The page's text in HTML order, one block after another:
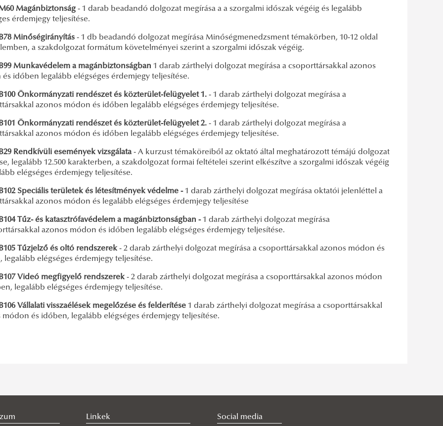
Magánbiztonság - 1 darab beadandó dolgozat megírása a a szorgalmi időszak végéig és legalább
érdemjegy teljesítése.
Minőségirányítás - 1 db beadandó dolgozat megírása Minőségmenedzsment témakörben, 10-12 oldal
a szakdolgozat formátum követelményei szerint a szorgalmi időszak végéig.
Munkavédelem a magánbiztonságban 1 darab zárthelyi dolgozat megírása a csoporttársakkal azonos
időben legalább elégséges érdemjegy teljesítése.
Önkormányzati rendészet és közterület-felügyelet 1. - 1 darab zárthelyi dolgozat megírása a
azonos módon és időben legalább elégséges érdemjegy teljesítése.
Önkormányzati rendészet és közterület-felügyelet 2. - 1 darab zárthelyi dolgozat megírása a
azonos módon és időben legalább elégséges érdemjegy teljesítése.
Rendkívüli események vizsgálata- A kurzust témaköreiből az oktató által meghatározott témájú dolgozat
legalább 12.500 karakterben, a szakdolgozat formai feltételei szerint elkészítve a szorgalmi időszak végéig
elégséges érdemjegy teljesítése.
Speciális területek és létesítmények védelme -1 darab zárthelyi dolgozat megírása oktatói jelenléttel a
azonos módon és legalább elégséges érdemjegy teljesítése
Tűz- és katasztrófavédelem a magánbiztonságban -1 darab zárthelyi dolgozat megírása
azonos módon és időben legalább elégséges érdemjegy teljesítése.
Tűzjelző és oltó rendszerek- 2 darab zárthelyi dolgozat megírása a csoporttársakkal azonos módon és
legalább elégséges érdemjegy teljesítése.
Videó megfigyelő rendszerek- 2 darab zárthelyi dolgozat megírása a csoporttársakkal azonos módon
legalább elégséges érdemjegy teljesítése.
Vállalati visszaélések megelőzése és felderítése 1 darab zárthelyi dolgozat megírása a csoporttársakkal
módon és időben, legalább elégséges érdemjegy teljesítése.
Linkek Social media